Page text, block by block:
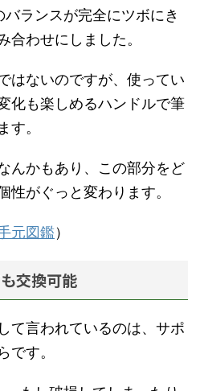
ランスが完全にツボにき
合わせにしました。
はないのですが、使ってい
化も楽しめるハンドルで筆
す。
んかもあり、この部分をど
性がぐっと変わります。
元図鑑）
交換可能
て言われているのは、サポ
です。